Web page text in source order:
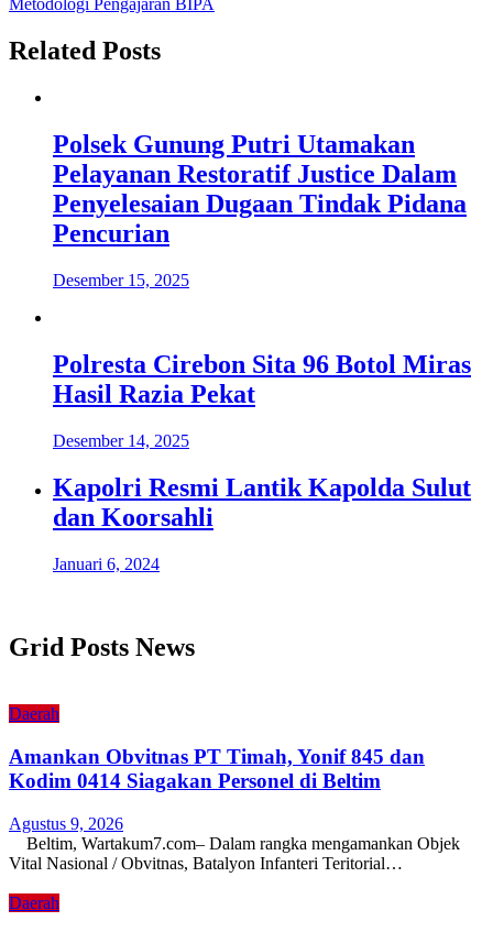
Metodologi Pengajaran BIPA
Related Posts
Polsek Gunung Putri Utamakan
Pelayanan Restoratif Justice Dalam
Penyelesaian Dugaan Tindak Pidana
Pencurian
Desember 15, 2025
Polresta Cirebon Sita 96 Botol Miras
Hasil Razia Pekat
Desember 14, 2025
Kapolri Resmi Lantik Kapolda Sulut
dan Koorsahli
Januari 6, 2024
Grid Posts News
Daerah
Amankan Obvitnas PT Timah, Yonif 845 dan
Kodim 0414 Siagakan Personel di Beltim
Agustus 9, 2026
Beltim, Wartakum7.com– Dalam rangka mengamankan Objek
Vital Nasional / Obvitnas, Batalyon Infanteri Teritorial…
Daerah